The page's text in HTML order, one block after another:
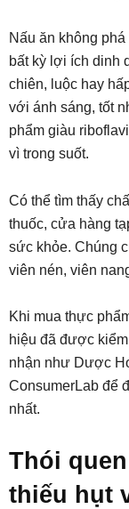
Nấu ăn không
bất kỳ lợi ích dinh
chiên, luộc hay
với ánh sáng, tốt
phẩm giàu
vì trong suốt.
Có thể tìm thấy
thuốc, cửa hàng
sức khỏe. Chúng
viên nén, viên
Khi mua thực
hiệu đã được
nhận như Dược
ConsumerLab để
nhất.
Thói
thiếu hụt